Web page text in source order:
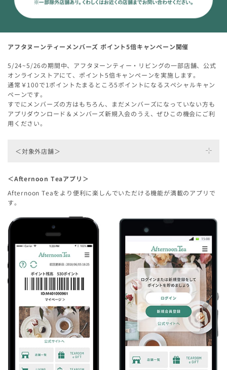
アフタヌーンティーメンバーズ ポイント5倍キャンペーン開催
5/24~5/26の期間中、アフタヌーンティー・リビングの一部店舗、公式
オンラインストアにて、ポイント5倍キャンペーンを実施します。
通常￥100で1ポイントたまるところ5ポイントになるスペシャルキャン
ペーンです。
すでにメンバーズの方はもちろん、まだメンバーズになっていない方も
アプリダウンロード＆メンバーズ新規入会のうえ、ぜひこの機会にご利
用ください。
＜対象外店舗＞
アフタヌーンティー・リビング 札幌三越
アフタヌーンティー・リビング 伊勢丹立川店
アフタヌーンティー・リビング 星ヶ丘三越
アフタヌーンティー・リビング 新潟伊勢丹
アフタヌーンティー・リビング 千里阪急
アフタヌーンティー・リビング ジェイアール京都伊勢丹
アフタヌーンティー・リビング 川西阪急
アフタヌーンティー・リビング 阪神百貨店梅田本店
アフタヌーンティー・リビング ららぽーと柏の葉店
アフタヌーンティー・リビング アーバンドック ららぽーと豊洲
アフタヌーンティー・リビング ららぽーと横浜
アフタヌーンティー・リビング イオンモール太田
アフタヌーンティー・リビング イオンモール成田
アフタヌーンティー・リビング イオンモール草津
＜Afternoon Teaアプリ＞
Afternoon Teaをより便利に楽しんでいただける機能が満載のアプリで
す。